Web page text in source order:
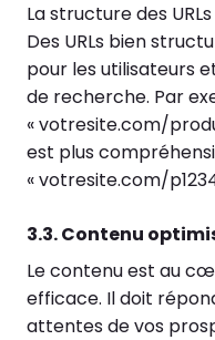
La structure des
Des URLs bien
pour les utilisateurs
de recherche. Par
« votresite.com/
est plus
« votresite.com/
3.3. Contenu
Le contenu est au
efficace. Il doit
attentes de vos